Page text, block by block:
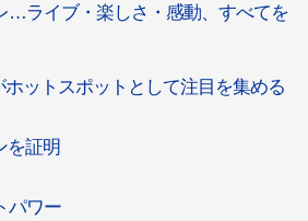
…ライブ・楽しさ・感動、すべてを
ットスポットとして注目を集める
を証明
パワー